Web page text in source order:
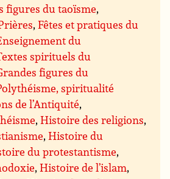
figures du taoïsme,
,Fêtes et pratiques du
du
spirituels du
figures du
spiritualité
de l’Antiquité,
,Histoire des religions,
,Histoire du
du protestantisme,
,Histoire de l’islam,